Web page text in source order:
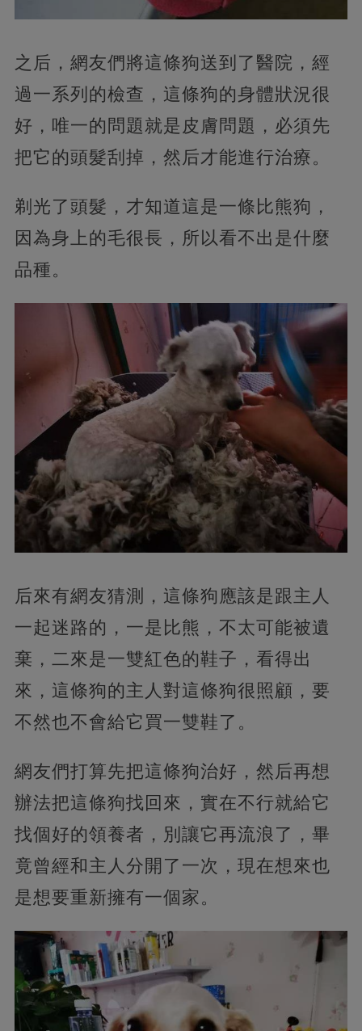
之后，網友們將這條狗送到了醫院，經
過一系列的檢查，這條狗的身體狀況很
好，唯一的問題就是皮膚問題，必須先
把它的頭髮刮掉，然后才能進行治療。
剃光了頭髮，才知道這是一條比熊狗，
因為身上的毛很長，所以看不出是什麼
品種。
后來有網友猜測，這條狗應該是跟主人
一起迷路的，一是比熊，不太可能被遺
棄，二來是一雙紅色的鞋子，看得出
來，這條狗的主人對這條狗很照顧，要
不然也不會給它買一雙鞋了。
網友們打算先把這條狗治好，然后再想
辦法把這條狗找回來，實在不行就給它
找個好的領養者，別讓它再流浪了，畢
竟曾經和主人分開了一次，現在想來也
是想要重新擁有一個家。